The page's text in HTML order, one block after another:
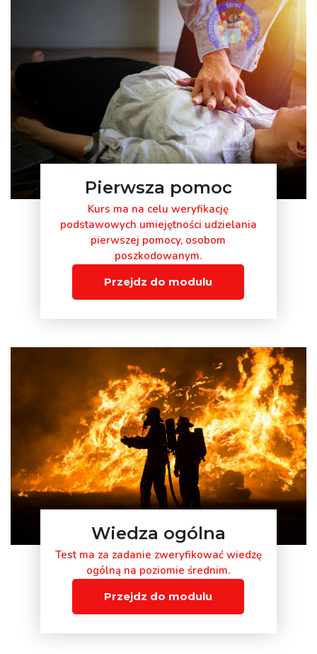
Pierwsza pomoc
Kurs ma na celu weryfikację
podstawowych umiejętności udzielania
pierwszej pomocy, osobom
poszkodowanym.
Przejdz do modulu
Wiedza ogólna
Test ma za zadanie zweryfikować wiedzę
ogólną na poziomie średnim.
Przejdz do modulu